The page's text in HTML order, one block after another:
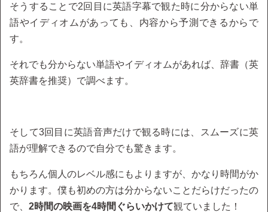
そうすることで2回目に英語字幕で観た時に分からない単
語やイディオムがあっても、内容から予測できるからで
す。
それでも分からない単語やイディオムがあれば、辞書（英
英辞書を推奨）で調べます。
そして3回目に英語音声だけで観る時には、スムーズに英
語が理解できるので自分でも驚きます。
もちろん個人のレベル感にもよりますが、かなり時間がか
かります。僕も初めの方は分からないことだらけだったの
で、 2時間の映画を4時間ぐらいかけて観ていました！